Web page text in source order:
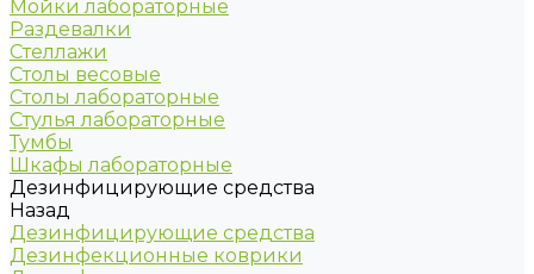
Мойки лабораторные
Раздевалки
Стеллажи
Столы весовые
Столы лабораторные
Стулья лабораторные
Тумбы
Шкафы лабораторные
Дезинфицирующие средства
Назад
Дезинфицирующие средства
Дезинфекционные коврики